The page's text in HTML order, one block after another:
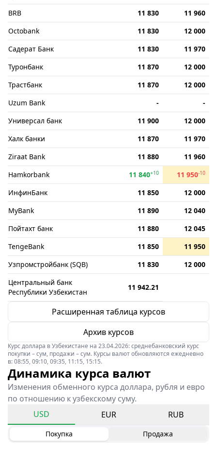
BRB
11 830
11 960
Octobank
11 830
12 000
Садерат Банк
11 830
11 970
Туронбанк
11 870
12 000
Трастбанк
11 870
12 000
Uzum Bank
-
-
Универсал банк
11 900
12 000
Халк банки
11 870
11 970
Ziraat Bank
11 880
11 960
Hamkorbank
11 840+10 11 950-10
ИнфинБанк 11 850
12 000
MyBank
11 890
12 040
Пойтахт банк
11 880
12 045
TengeBank
11 850
11 950
Узпромстройбанк (SQB)
11 830
12 000
Центральный банк
Республики Узбекистан
11 942.21
Расширенная таблица курсов
Архив курсов
Курс доллара в Узбекистане на 23.04.2026: среднебанковский курс
покупки – сум, продажи – сум. Курсы валют обновляются ежедневно
в: 08:55, 09:10, 09:35, 11:15, 15:15.
Динамика курса валют
Изменения обменного курса доллара, рубля и евро
по отношению к узбекскому суму.
USD
EUR RUB
Покупка Продажа